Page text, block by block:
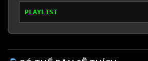
PLAYLIST